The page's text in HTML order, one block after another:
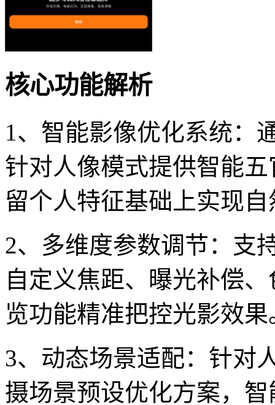
核心功能解析
1、智能影像优化系统：
针对人像模式提供智能
留个人特征基础上实现
2、多维度参数调节：支
自定义焦距、曝光补偿
览功能精准把控光影效果
3、动态场景适配：针对
摄场景预设优化方案，